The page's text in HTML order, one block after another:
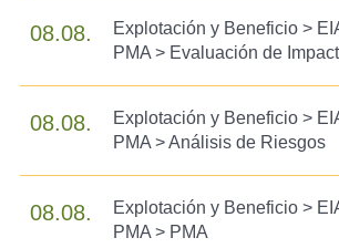
08.08.
Explotación y Beneficio >
PMA > Evaluación de
08.08.
Explotación y Beneficio >
PMA > Análisis de Riesgos
08.08.
Explotación y Beneficio >
PMA > PMA